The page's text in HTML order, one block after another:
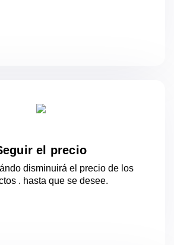
el precio
disminuirá el precio de los
. hasta que se desee.